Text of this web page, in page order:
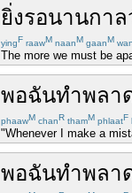
ยิ่งรอนานกาล
yingF raawM naanM gaanM wan
The more we must be
พอฉันทำพลา
phaawM chanR thamM phlaatF
"Whenever I make a
พอฉันทำพลา